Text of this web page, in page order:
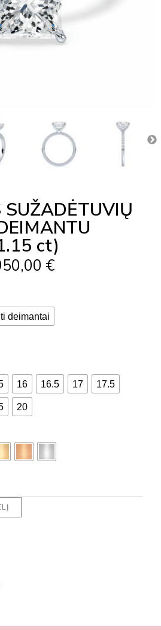
SUŽADĖTUVIŲ
ct)
€
deimantai
16 16.5 17 17.5
20